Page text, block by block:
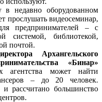
в недавно оборудованном
прослушать видеосеминар,
предпринимателей – с
системой, библиотекой,
почтой.
Архангельского
«Бинар»
агентства может найти
– до 20 человек.
рассчитано большинство